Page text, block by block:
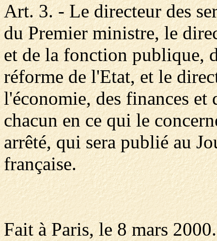
Art. 3. - Le directeur des
du Premier ministre, le
et de la fonction publique,
réforme de l'Etat, et le
l'économie, des finances et
chacun en ce qui le
arrêté, qui sera publié au
française.
Fait à Paris, le 8 mars 2000.